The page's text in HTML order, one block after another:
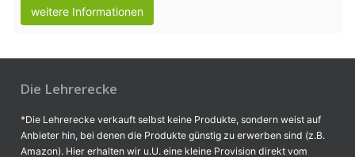
weitere Informationen
Die Lehrerecke
*Die Lehrerecke verkauft selbst keine Produkte, sondern weist auf
Anbieter hin, bei denen die Produkte günstig zu erwerben sind (z.B.
Amazon). Hier erhalten wir u.U. eine kleine Provision direkt vom